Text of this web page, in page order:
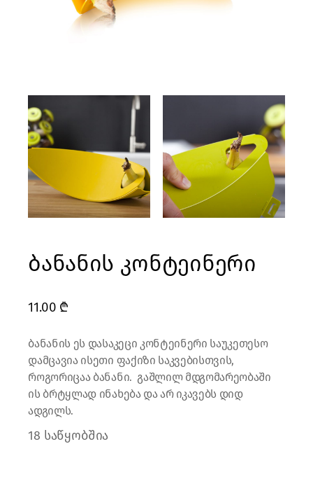
ბანანის კონტეინერი
11.00 ₾
ბანანის ეს დასაკეცი კონტეინერი საუკეთესო
დამცავია ისეთი ფაქიზი საკვებისთვის,
როგორიცაა ბანანი. გაშლილ მდგომარეობაში
ის ბრტყლად ინახება და არ იკავებს დიდ
ადგილს.
18 საწყობშია